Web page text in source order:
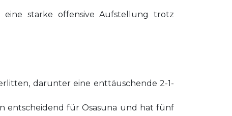
starke offensive Aufstellung trotz
darunter eine enttäuschende 2-1-
entscheidend für Osasuna und hat fünf